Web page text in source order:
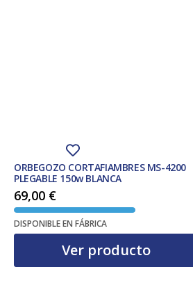
ORBEGOZO CORTAFIAMBRES MS-4200
PLEGABLE 150w BLANCA
69,00 €
DISPONIBLE EN FÁBRICA
Ver producto